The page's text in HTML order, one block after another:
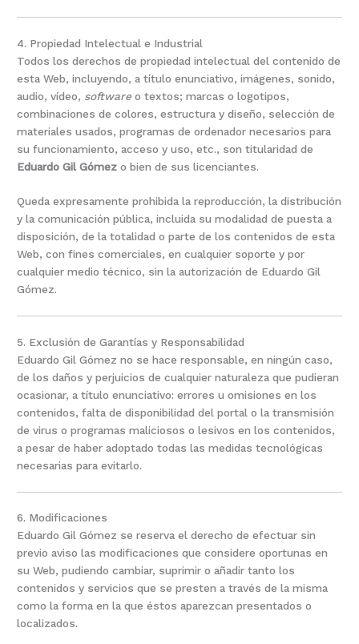
4. Propiedad Intelectual e Industrial
Todos los derechos de propiedad intelectual del contenido de
esta Web, incluyendo, a título enunciativo, imágenes, sonido,
audio, vídeo, softwareo textos; marcas o logotipos,
combinaciones de colores, estructura y diseño, selección de
materiales usados, programas de ordenador necesarios para
su funcionamiento, acceso y uso, etc., son titularidad de
Eduardo Gil Gómez o bien de sus licenciantes.
Queda expresamente prohibida la reproducción, la distribución
y la comunicación pública, incluida su modalidad de puesta a
disposición, de la totalidad o parte de los contenidos de esta
Web, con fines comerciales, en cualquier soporte y por
cualquier medio técnico, sin la autorización de Eduardo Gil
Gómez.
5. Exclusión de Garantías y Responsabilidad
Eduardo Gil Gómez no se hace responsable, en ningún caso,
de los daños y perjuicios de cualquier naturaleza que pudieran
ocasionar, a título enunciativo: errores u omisiones en los
contenidos, falta de disponibilidad del portal o la transmisión
de virus o programas maliciosos o lesivos en los contenidos,
a pesar de haber adoptado todas las medidas tecnológicas
necesarias para evitarlo.
6. Modificaciones
Eduardo Gil Gómez se reserva el derecho de efectuar sin
previo aviso las modificaciones que considere oportunas en
su Web, pudiendo cambiar, suprimir o añadir tanto los
contenidos y servicios que se presten a través de la misma
como la forma en la que éstos aparezcan presentados o
localizados.